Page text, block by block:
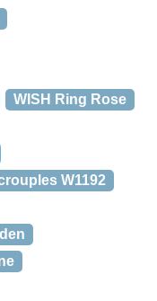
WISH Ring Rose
W1192